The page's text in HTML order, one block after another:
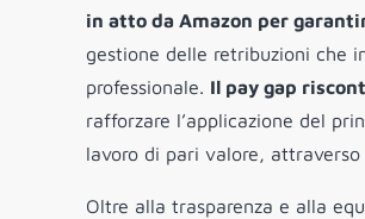
in atto da Amazon per
gestione delle retribuzioni che
professionale. Il pay gap
rafforzare l’applicazione del
lavoro di pari valore,
Oltre alla trasparenza e alla